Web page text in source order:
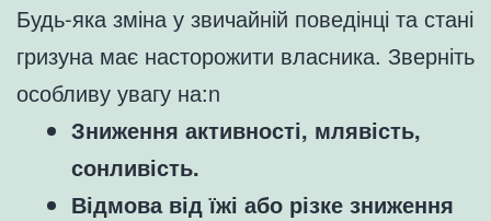
Будь-яка зміна у звичайній поведінці та стані
гризуна має насторожити власника. Зверніть
особливу увагу на:n
Зниження активності, млявість,
сонливість.
Відмова від їжі або різке зниження